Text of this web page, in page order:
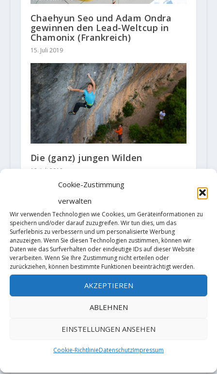
Cookie-Zustimmung
verwalten
Wir verwenden Technologien wie Cookies, um Geräteinformationen zu
speichern und/oder darauf zuzugreifen. Wir tun dies, um das
Surferlebnis zu verbessern und um personalisierte Werbung
anzuzeigen. Wenn Sie diesen Technologien zustimmen, können wir
Daten wie das Surfverhalten oder eindeutige IDs auf dieser Website
verarbeiten. Wenn Sie Ihre Zustimmung nicht erteilen oder
zurückziehen, können bestimmte Funktionen beeinträchtigt werden.
AKZEPTIEREN
ABLEHNEN
EINSTELLUNGEN ANSEHEN
Cookie-RichtlinieDatenschutzImpressum
Chaehyun Seo und Adam Ondra
gewinnen den Lead-Weltcup in
Chamonix (Frankreich)
15. Juli 2019
Die (ganz) jungen Wilden
18. Juli 2018
TRACKBACKS/PINGBACKS
Neue Toproute „The Dream“ von
Seb Bouin – Der Kletterblock- […]
neue Traumroute erstbegehen.
„The Dream“ als die schwerste
Route Albaniens wurde von Adam
Ondra letztes Jahr eingebohrt,